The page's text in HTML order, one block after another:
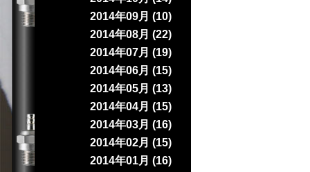
2014年09月 (10)
2014年08月 (22)
2014年07月 (19)
2014年06月 (15)
2014年05月 (13)
2014年04月 (15)
2014年03月 (16)
2014年02月 (15)
2014年01月 (16)